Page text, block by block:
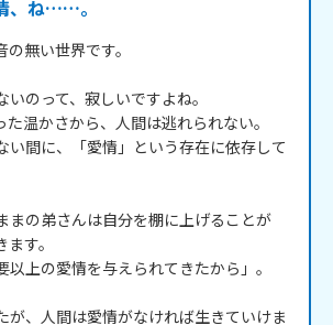
、ね……。
無い世界です。
のって、寂しいですよね。
た温かさから、人間は逃れられない。
い間に、「愛情」という存在に依存して
まの弟さんは自分を棚に上げることが
す。
以上の愛情を与えられてきたから」。
が、人間は愛情がなければ生きていけま